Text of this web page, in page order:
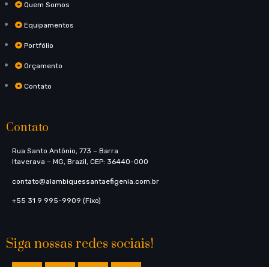
Quem Somos
Equipamentos
Portfólio
Orçamento
Contato
Contato
Rua Santo Antônio, 773​ – Barra
Itaverava – MG, Brazil, CEP: 36440-000
contato@alambiquessantaefigenia.com.br
+55 31 9 995-9909 (Fixo)
Siga nossas redes sociais!